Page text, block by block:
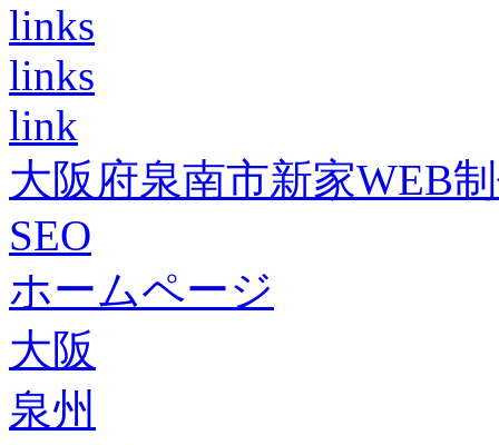
links
links
link
大阪府泉南市新家WEB
SEO
ホームページ
大阪
泉州